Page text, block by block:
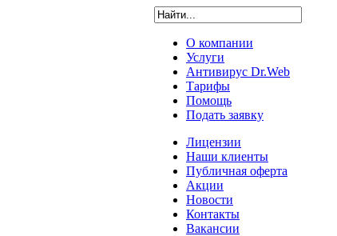
О компании
Услуги
Антивирус Dr.Web
Тарифы
Помощь
Подать заявку
Лицензии
Наши клиенты
Публичная оферта
Акции
Новости
Контакты
Вакансии